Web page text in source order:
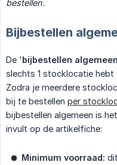
bestellen.
Bijbestellen
De 'bijbestellen
slechts 1 stocklocatie
Zodra je meerdere
bij te bestellen per
bijbestellen algemeen is
invult op de artikelfiche:
Minimum voorraad: